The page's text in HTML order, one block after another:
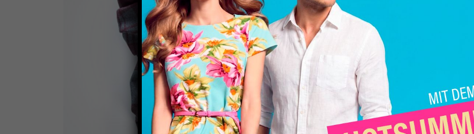
Legerschal
991032099
quantity
BESCHREIBUNG